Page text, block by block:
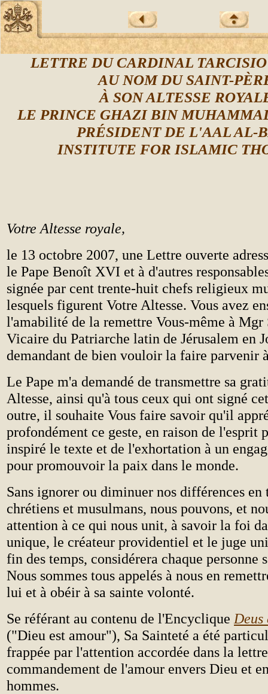
LETTRE DU CARDINAL
AU NOM DU SAINT-P
À SON ALTESSE
LE PRINCE GHAZI BIN
PRÉSIDENT DE L'AAL AL-
INSTITUTE FOR ISLAMIC
Votre Altesse royale,
le 13 octobre 2007, une Lettre ouverte
le Pape Benoît XVI et à d'autres
signée par cent trente-huit chefs religieux
lesquels figurent Votre Altesse. Vous avez
l'amabilité de la remettre Vous-même à Mgr
Vicaire du Patriarche latin de Jérusalem en
demandant de bien vouloir la faire parvenir
Le Pape m'a demandé de transmettre sa
Altesse, ainsi qu'à tous ceux qui ont signé
outre, il souhaite Vous faire savoir qu'il
profondément ce geste, en raison de l'esprit
inspiré le texte et de l'exhortation à un
pour promouvoir la paix dans le monde.
Sans ignorer ou diminuer nos différences en
chrétiens et musulmans, nous pouvons, et
attention à ce qui nous unit, à savoir la foi
unique, le créateur providentiel et le juge
fin des temps, considérera chaque personne
Nous sommes tous appelés à nous en
lui et à obéir à sa sainte volonté.
Se référant au contenu de l'Encyclique
("Dieu est amour"), Sa Sainteté a été
frappée par l'attention accordée dans la
commandement de l'amour envers Dieu et
hommes.